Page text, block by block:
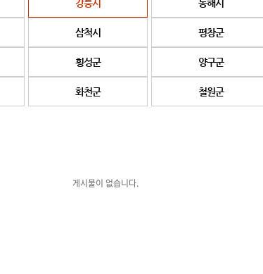
강릉시 동해시
삼척시 평창군
횡성군 양구군
화천군 철원군
게시물이 없습니다.